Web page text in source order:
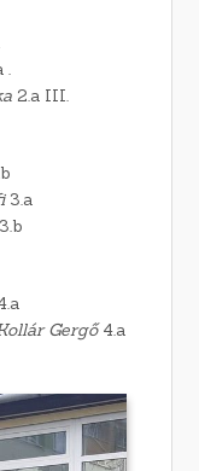
.
2.a III.
3.a
3.b
Gergő4.a